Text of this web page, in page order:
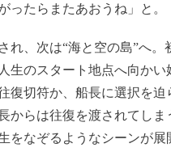
ったらまたあおうね」と。
れ、次は“海と空の島”へ
生のスタート地点へ向か
復切符か、船長に選択を
からは往復を渡されてし
をなぞるようなシーンが